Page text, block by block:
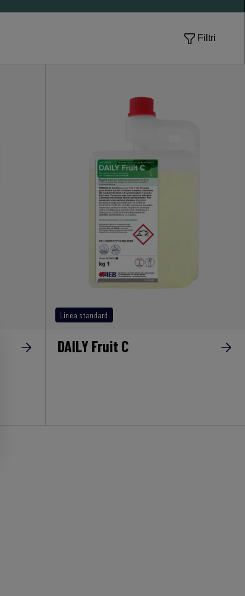
Filtri
Linea standard
DAILY Fruit C